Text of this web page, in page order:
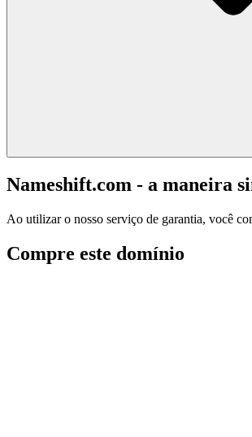
Nameshift.com - a maneira
Ao utilizar o nosso serviço de garantia, você
Compre este domínio